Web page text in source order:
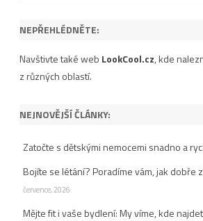
NEPŘEHLÉDNĚTE:
Navštivte také web LookCool.cz, kde
z různých oblastí.
NEJNOVĚJŠÍ ČLÁNKY:
Zatočte s dětskými nemocemi snadno a
Bojíte se létání? Poradíme vám, jak dobře
července, 2026
Mějte fit i vaše bydlení: My víme, kde